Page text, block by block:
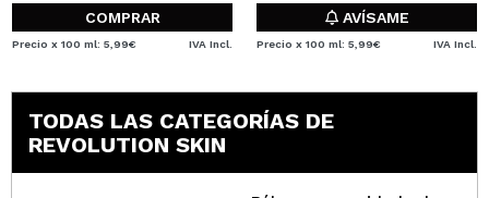
COMPRAR
Precio x 100 ml: 5,99€ IVA Incl.
AVÍSAME
Precio x 100 ml: 5,99€ IVA Incl.
TODAS LAS CATEGORÍAS DE
REVOLUTION SKIN